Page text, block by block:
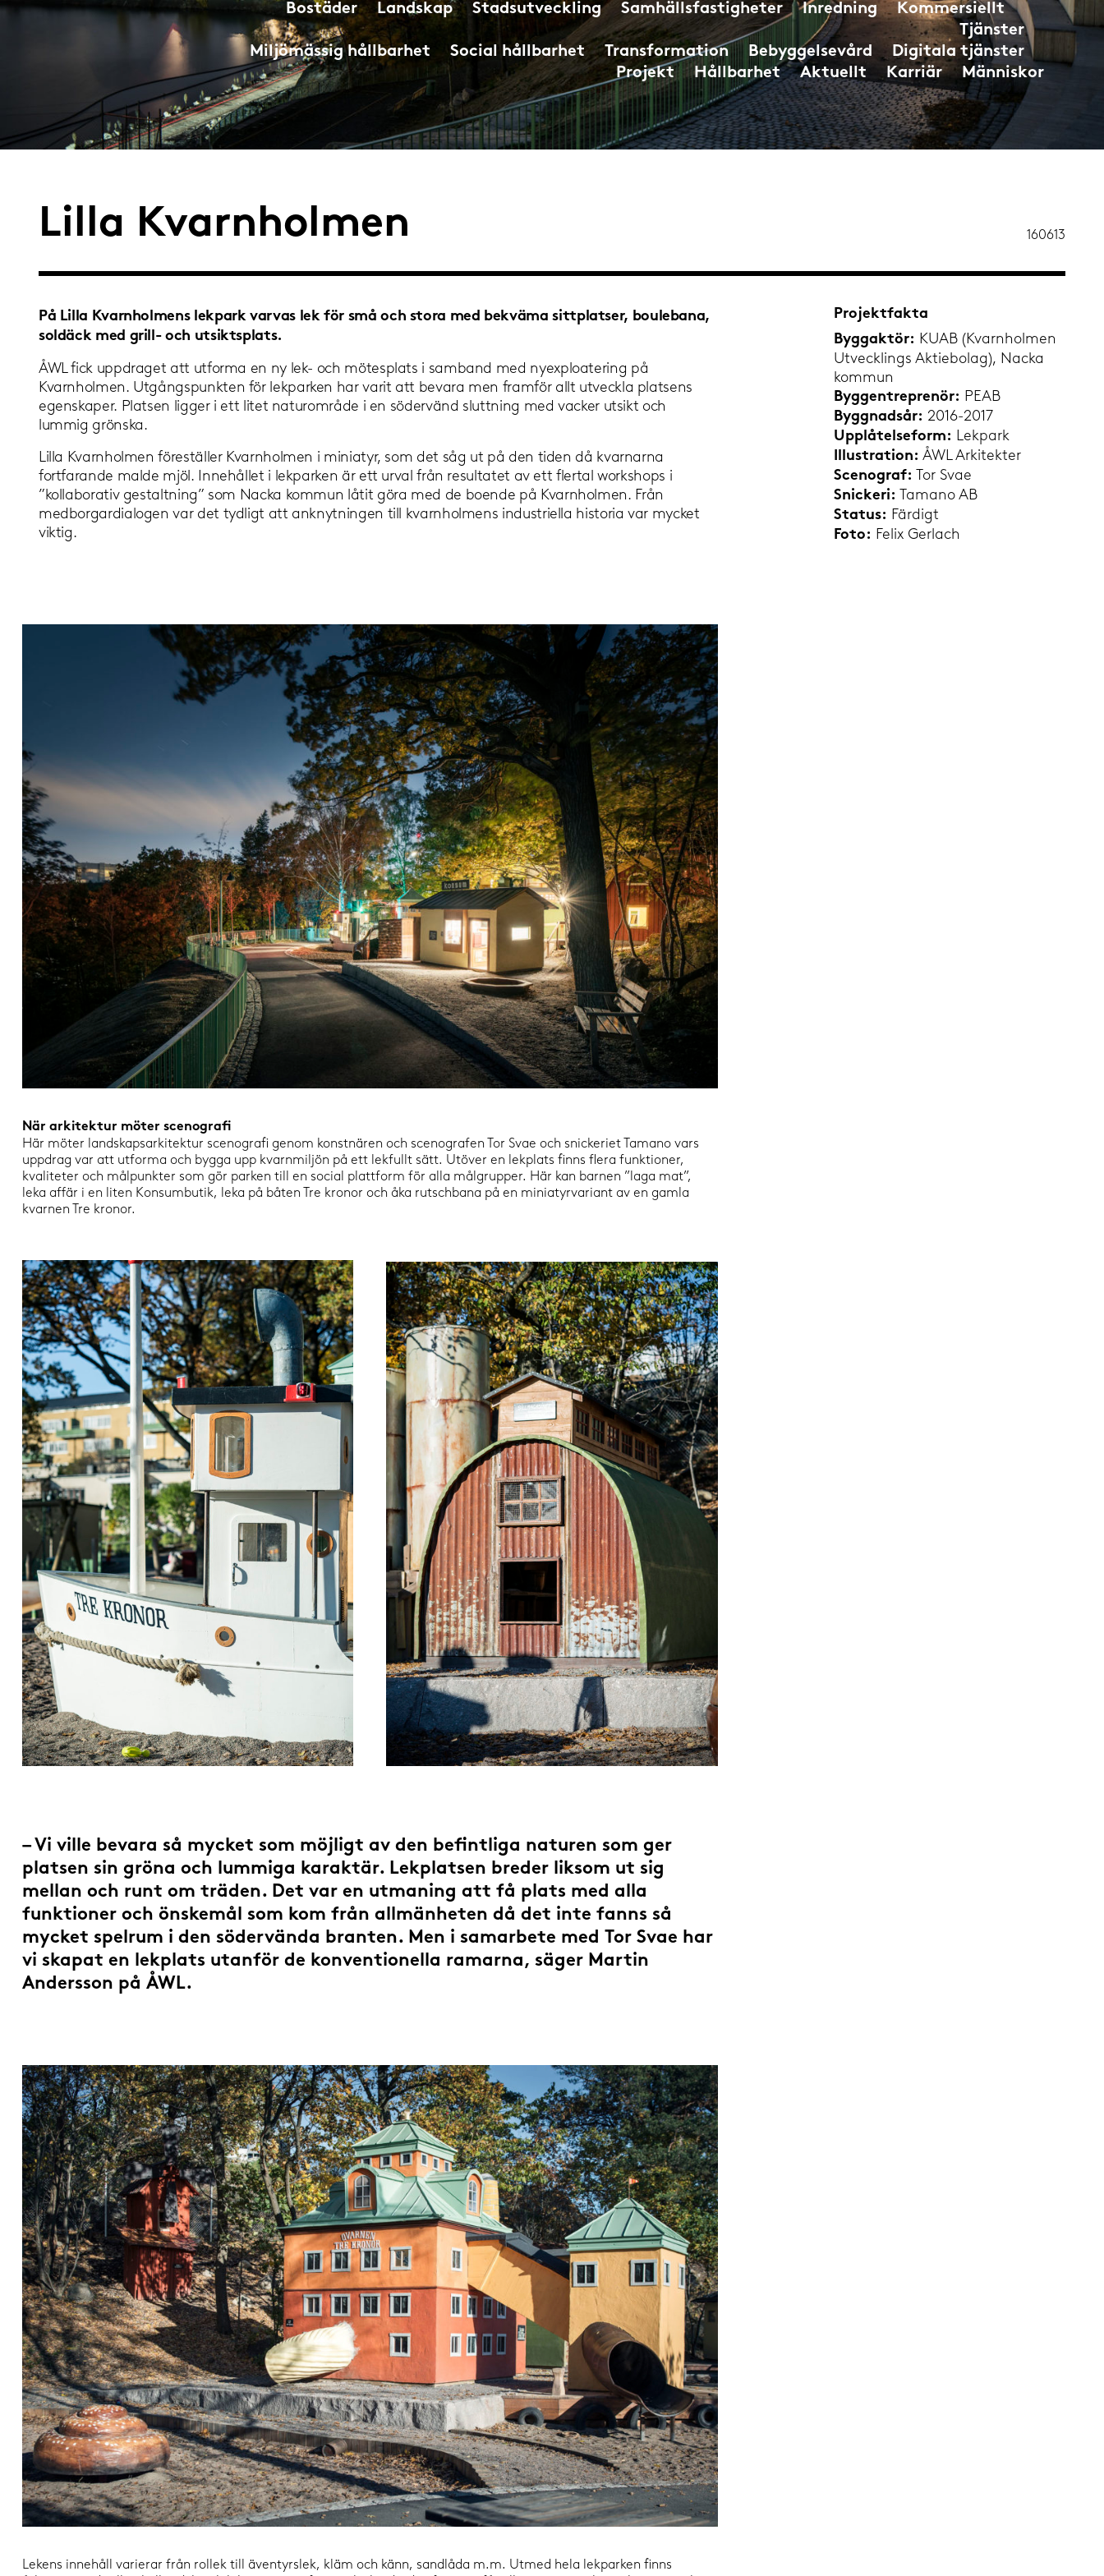
Bostäder
Landskap Stadsutveckling Samhällsfastigheter Inredning
Kommersiellt
Tjänster
Miljömässig hållbarhet
Social hållbarhet Transformation Bebyggelsevård
Digitala tjänster
Projekt
Hållbarhet Aktuellt Karriär Människor
Lilla Kvarnholmen 160613
På Lilla Kvarnholmens lekpark varvas lek för små och stora med bekväma sittplatser, boulebana,
soldäck med grill- och utsiktsplats.
ÅWL fick uppdraget att utforma en ny lek- och mötesplats i samband med nyexploatering på
Kvarnholmen. Utgångspunkten för lekparken har varit att bevara men framför allt utveckla platsens
egenskaper. Platsen ligger i ett litet naturområde i en södervänd sluttning med vacker utsikt och
lummig grönska.
Lilla Kvarnholmen föreställer Kvarnholmen i miniatyr, som det såg ut på den tiden då kvarnarna
fortfarande malde mjöl. Innehållet i lekparken är ett urval från resultatet av ett flertal workshops i
”kollaborativ gestaltning” som Nacka kommun låtit göra med de boende på Kvarnholmen. Från
medborgardialogen var det tydligt att anknytningen till kvarnholmens industriella historia var mycket
viktig.
Projektfakta
Byggaktör: KUAB (Kvarnholmen
Utvecklings Aktiebolag), Nacka
kommun
Byggentreprenör: PEAB
Byggnadsår: 2016-2017
Upplåtelseform: Lekpark
Illustration: ÅWL Arkitekter
Scenograf: Tor Svae
Snickeri: Tamano AB
Status: Färdigt
Foto: Felix Gerlach
När arkitektur möter scenografi
Här möter landskapsarkitektur scenografi genom konstnären och scenografen Tor Svae och snickeriet Tamano vars
uppdrag var att utforma och bygga upp kvarnmiljön på ett lekfullt sätt. Utöver en lekplats finns flera funktioner,
kvaliteter och målpunkter som gör parken till en social plattform för alla målgrupper. Här kan barnen ”laga mat”,
leka affär i en liten Konsumbutik, leka på båten Tre kronor och åka rutschbana på en miniatyrvariant av en gamla
kvarnen Tre kronor.
– Vi ville bevara så mycket som möjligt av den befintliga naturen som ger
platsen sin gröna och lummiga karaktär. Lekplatsen breder liksom ut sig
mellan och runt om träden. Det var en utmaning att få plats med alla
funktioner och önskemål som kom från allmänheten då det inte fanns så
mycket spelrum i den södervända branten. Men i samarbete med Tor Svae har
vi skapat en lekplats utanför de konventionella ramarna, säger Martin
Andersson på ÅWL.
Lekens innehåll varierar från rollek till äventyrslek, kläm och känn, sandlåda m.m. Utmed hela lekparken finns